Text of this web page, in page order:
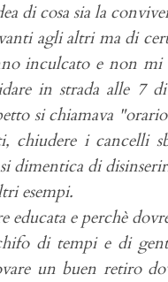
di cosa sia la
agli altri ma di
inculcato e non
in strada alle 7
si chiamava
chiudere i cancelli
dimentica di
esempi.
e perchè
di tempi e di
un buen retiro